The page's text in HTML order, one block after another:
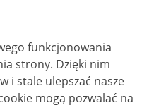
(z wyłączeniem treści
Commons: uznanie autorstwa -
audiowizualne, w tym zdjęcia,
Commons: uznanie autorstwa
NC-ND 4.0), o ile nie jest to
funkcjonowania
Dzięki nim
i stale ulepszać nasze